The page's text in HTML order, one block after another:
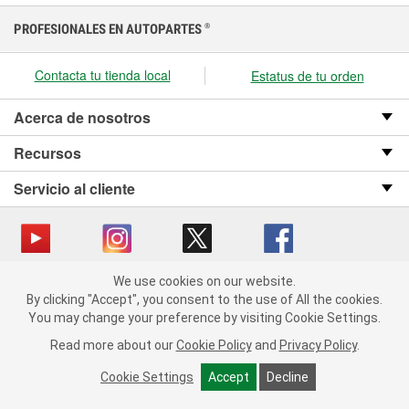
We use cookies on our website. By clicking "Accept", you consent
to the use of All the cookies.
You may change your preference by visiting Cookie Settings.
Read more about our Cookie Policy and Privacy Policy.
Cookie Settings Accept Decline
PROFESIONALES EN AUTOPARTES ®
Contacta tu tienda local Estatus de tu orden
Acerca de nosotros
Recursos
Servicio al cliente
Copyright © 2008-2026 O’Reilly Auto Parts v OST_3.2.0.0.729 (3) cv1361
catalog_main
Política de privacidad
Ley de transparencia en las cadenas de suministro
de California
We use cookies on our website.
By clicking "Accept", you consent to the use of All the cookies.
You may change your preference by visiting Cookie Settings.
Read more about our Cookie Policy and Privacy Policy.
Cookie Settings Accept Decline